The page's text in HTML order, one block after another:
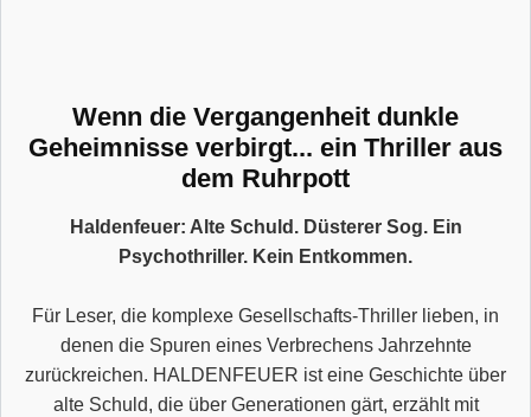
Wenn die Vergangenheit dunkle
Geheimnisse verbirgt... ein Thriller aus
dem Ruhrpott
Haldenfeuer: Alte Schuld. Düsterer Sog. Ein
Psychothriller. Kein Entkommen.
Für Leser, die komplexe Gesellschafts-Thriller lieben, in
denen die Spuren eines Verbrechens Jahrzehnte
zurückreichen. HALDENFEUER ist eine Geschichte über
alte Schuld, die über Generationen gärt, erzählt mit